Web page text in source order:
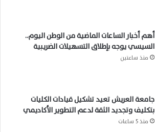
أهم أخبار الساعات الماضية من الوطن اليوم..
السيسي يوجه بإطلاق التسهيلات الضريبية
منذ ساعتين
جامعة العريش تعيد تشكيل قيادات الكليات
بتكليف وتجديد الثقة لدعم التطوير الأكاديمي
منذ 5 ساعات